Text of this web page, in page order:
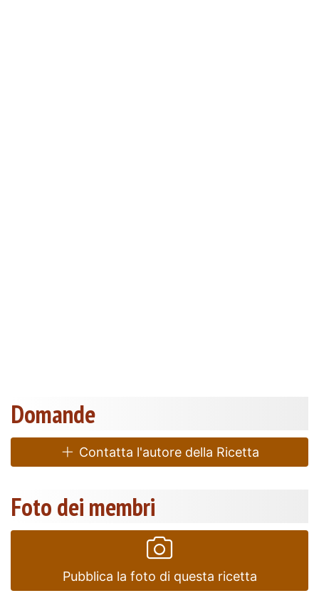
Domande
Contatta l'autore della Ricetta
Foto dei membri
Pubblica la foto di questa ricetta